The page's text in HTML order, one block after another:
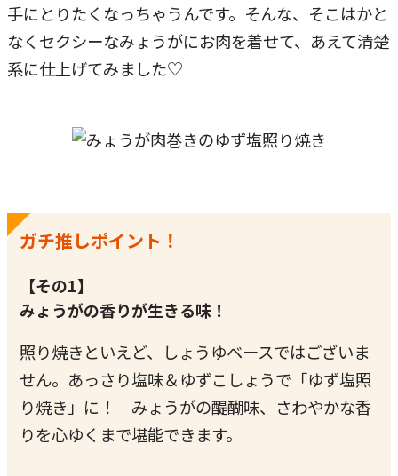
手にとりたくなっちゃうんです。そんな、そこはかと
なくセクシーなみょうがにお肉を着せて、あえて清楚
系に仕上げてみました♡
ガチ推しポイント！
【その1】
みょうがの香りが生きる味！
照り焼きといえど、しょうゆベースではございま
せん。あっさり塩味＆ゆずこしょうで「ゆず塩照
り焼き」に！ みょうがの醍醐味、さわやかな香
りを心ゆくまで堪能できます。